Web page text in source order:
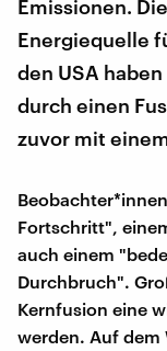
Emissionen.
Energiequelle
den USA
durch einen
zuvor mit
Fortschritt",
auch einem
Durchbruch".
Kernfusion eine
werden. Auf dem